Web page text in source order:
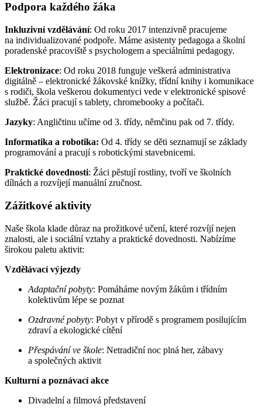
Podpora každého žáka
Inkluzivní vzdělávání: Od roku 2017 intenzivně pracujeme
na individualizované podpoře. Máme asistenty pedagoga a školní
poradenské pracoviště s psychologem a speciálními pedagogy.
Elektronizace: Od roku 2018 funguje veškerá administrativa
digitálně – elektronické žákovské knížky, třídní knihy i komunikace
s rodiči, škola veškerou dokumentyci vede v elektronické spisové
službě. Žáci pracují s tablety, chromebooky a počítači.
Jazyky: Angličtinu učíme od 3. třídy, němčinu pak od 7. třídy.
Informatika a robotika: Od 4. třídy se děti seznamují se základy
programování a pracují s robotickými stavebnicemi.
Praktické dovednosti: Žáci pěstují rostliny, tvoří ve školních
dílnách a rozvíjejí manuální zručnost.
Zážitkové aktivity
Naše škola klade důraz na prožitkové učení, které rozvíjí nejen
znalosti, ale i sociální vztahy a praktické dovednosti. Nabízíme
širokou paletu aktivit:
Vzdělávací výjezdy
Adaptační pobyty: Pomáháme novým žákům i třídním
kolektivům lépe se poznat
Ozdravné pobyty: Pobyt v přírodě s programem posilujícím
zdraví a ekologické cítění
Přespávání ve škole: Netradiční noc plná her, zábavy
a společných aktivit
Kulturní a poznávací akce
Divadelní a filmová představení